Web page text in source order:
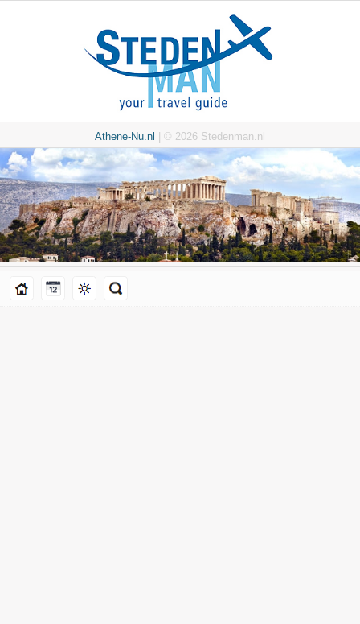
Athene-Nu.nl | © 2026 Stedenman.nl